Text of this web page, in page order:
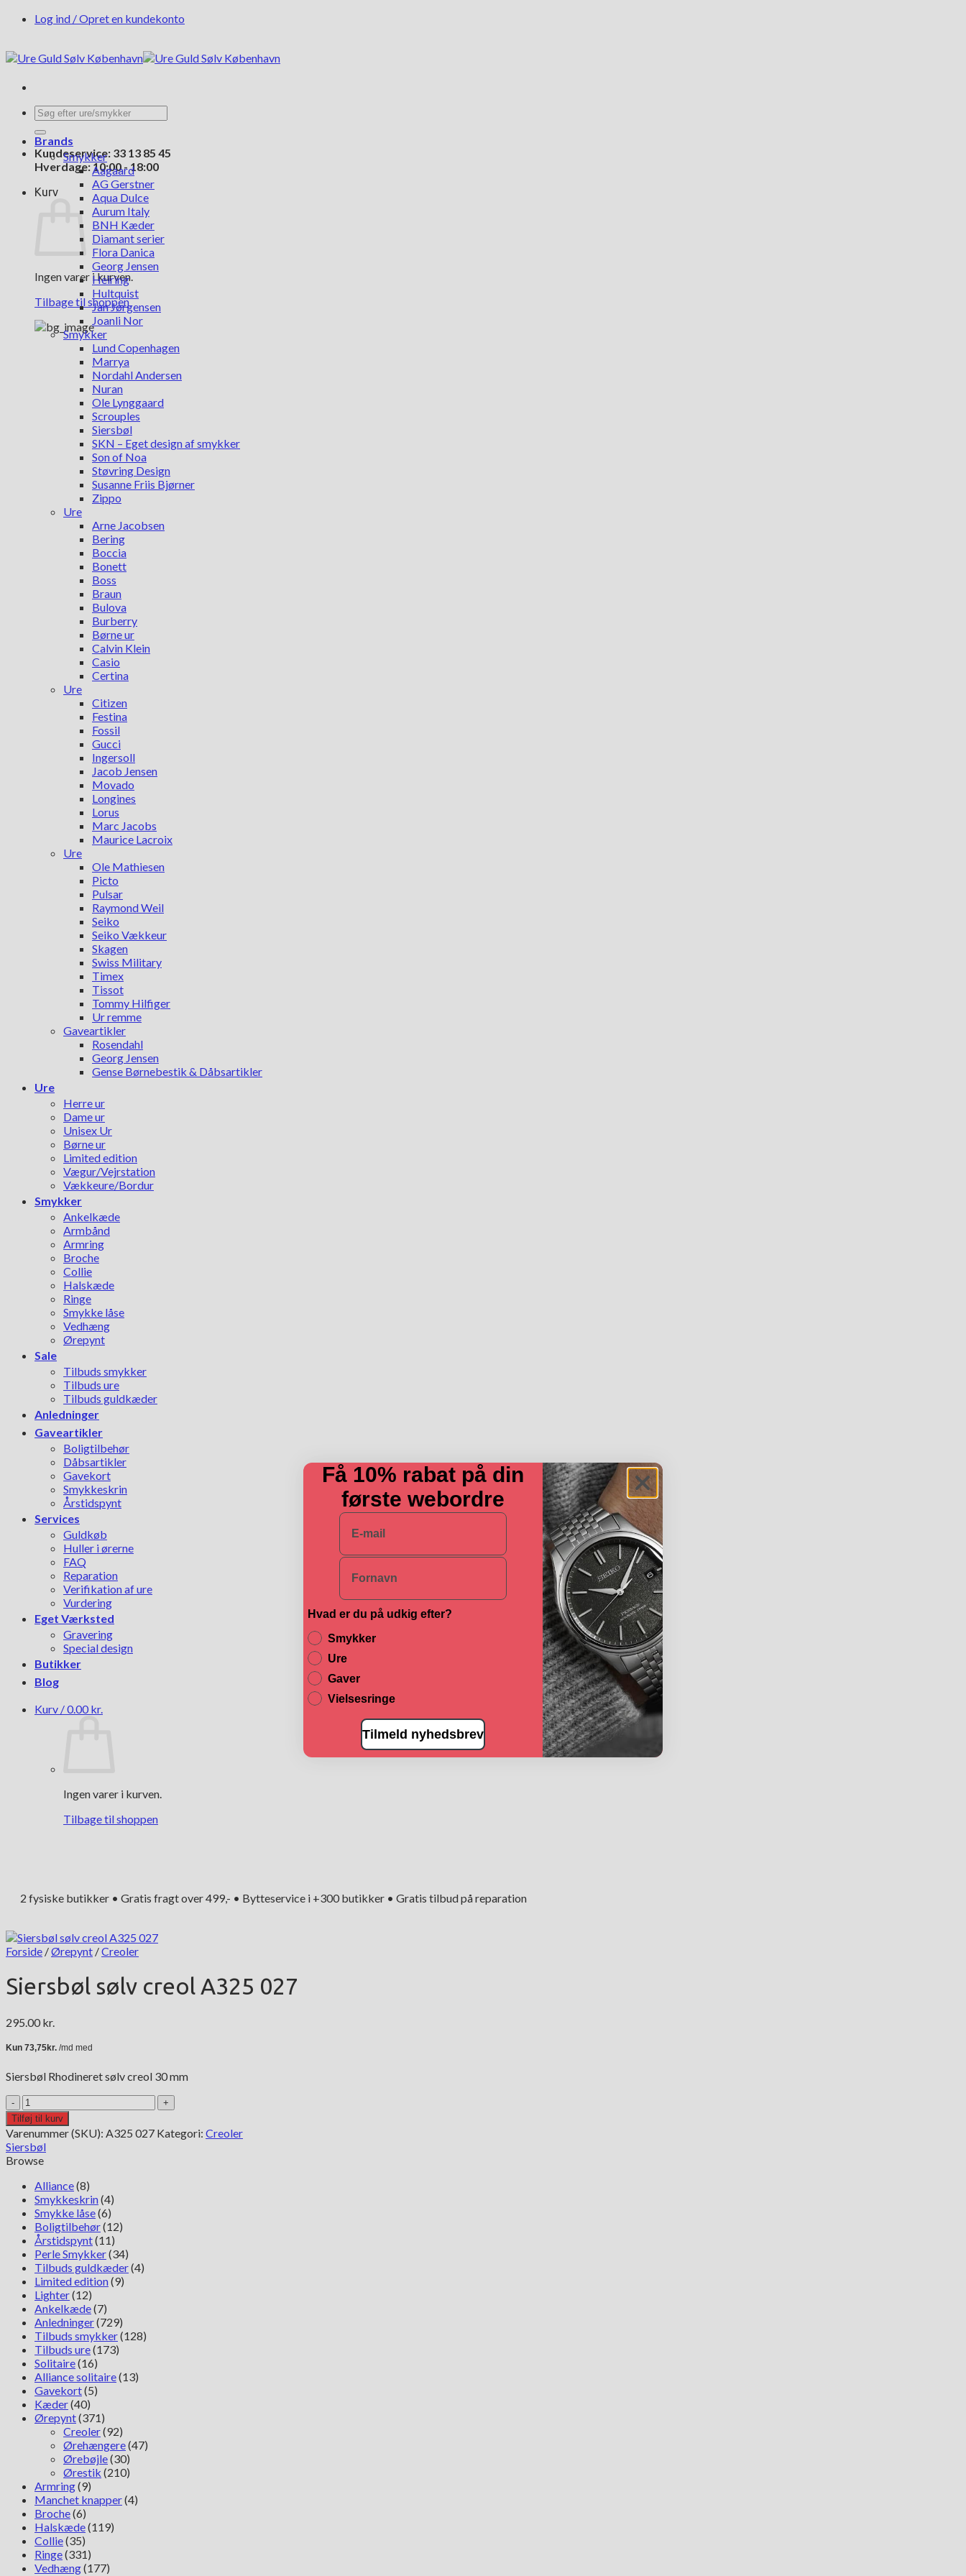
FortsætLog ind / Opret en kundekonto
Søg
efter:
Kundeservice: 33 13 85 45
Hverdage: 10:00 - 18:00
Kurv
Ingen varer i kurven.
Tilbage til shoppen
Brands
Smykker
Aagaard
AG Gerstner
Aqua Dulce
Aurum Italy
BNH Kæder
Diamant serier
Flora Danica
Georg Jensen
Heiring
Hultquist
Jan Jørgensen
Joanli Nor
Smykker
Lund Copenhagen
Marrya
Nordahl Andersen
Nuran
Ole Lynggaard
Scrouples
Siersbøl
SKN – Eget design af smykker
Son of Noa
Støvring Design
Susanne Friis Bjørner
Zippo
Ure
Arne Jacobsen
Bering
Boccia
Bonett
Boss
Braun
Bulova
Burberry
Børne ur
Calvin Klein
Casio
Certina
Ure
Citizen
Festina
Fossil
Gucci
Ingersoll
Jacob Jensen
Movado
Longines
Lorus
Marc Jacobs
Maurice Lacroix
Ure
Ole Mathiesen
Picto
Pulsar
Raymond Weil
Seiko
Seiko Vækkeur
Skagen
Swiss Military
Timex
Tissot
Tommy Hilfiger
Ur remme
Gaveartikler
Rosendahl
Georg Jensen
Gense Børnebestik & Dåbsartikler
Ure
Herre ur
Dame ur
Unisex Ur
Børne ur
Limited edition
Vægur/Vejrstation
Vækkeure/Bordur
Smykker
Ankelkæde
Armbånd
Armring
Broche
Collie
Halskæde
Ringe
Smykke låse
Vedhæng
Ørepynt
Sale
Tilbuds smykker
Tilbuds ure
Tilbuds guldkæder
Anledninger
Gaveartikler
Boligtilbehør
Dåbsartikler
Gavekort
Smykkeskrin
Årstidspynt
Services
Guldkøb
Huller i ørerne
FAQ
Reparation
Verifikation af ure
Vurdering
Eget Værksted
Gravering
Special design
Butikker
Blog
Kurv /0.00 kr.
Ingen varer i kurven.
Tilbage til shoppen
2 fysiske butikker • Gratis fragt over 499,- • Bytteservice i +300 butikker • Gratis tilbud på reparation
Forside /Ørepynt /Creoler
Siersbøl sølv creol A325 027
295.00 kr.
Siersbøl Rhodineret sølv creol 30 mm
Siersbøl
sølv
creol
A325
027
antal
Tilføj til kurv
Varenummer (SKU): A325 027 Kategori: Creoler
Siersbøl
Browse
Alliance(8)
Smykkeskrin(4)
Smykke låse(6)
Boligtilbehør(12)
Årstidspynt(11)
Perle Smykker(34)
Tilbuds guldkæder(4)
Limited edition(9)
Lighter(12)
Ankelkæde(7)
Anledninger(729)
Tilbuds smykker(128)
Tilbuds ure(173)
Solitaire(16)
Alliance solitaire(13)
Gavekort(5)
Kæder(40)
Ørepynt(371)
Creoler(92)
Ørehængere(47)
Ørebøjle(30)
Ørestik (210)
Armring(9)
Manchet knapper(4)
Broche(6)
Halskæde(119)
Collie(35)
Ringe(331)
Vedhæng(177)
Få 10% rabat på din
første webordre
E-mail
Navn
Hvad er du på udkig efter?
Smykker
Ure
Gaver
Vielsesringe
Tilmeld nyhedsbrev